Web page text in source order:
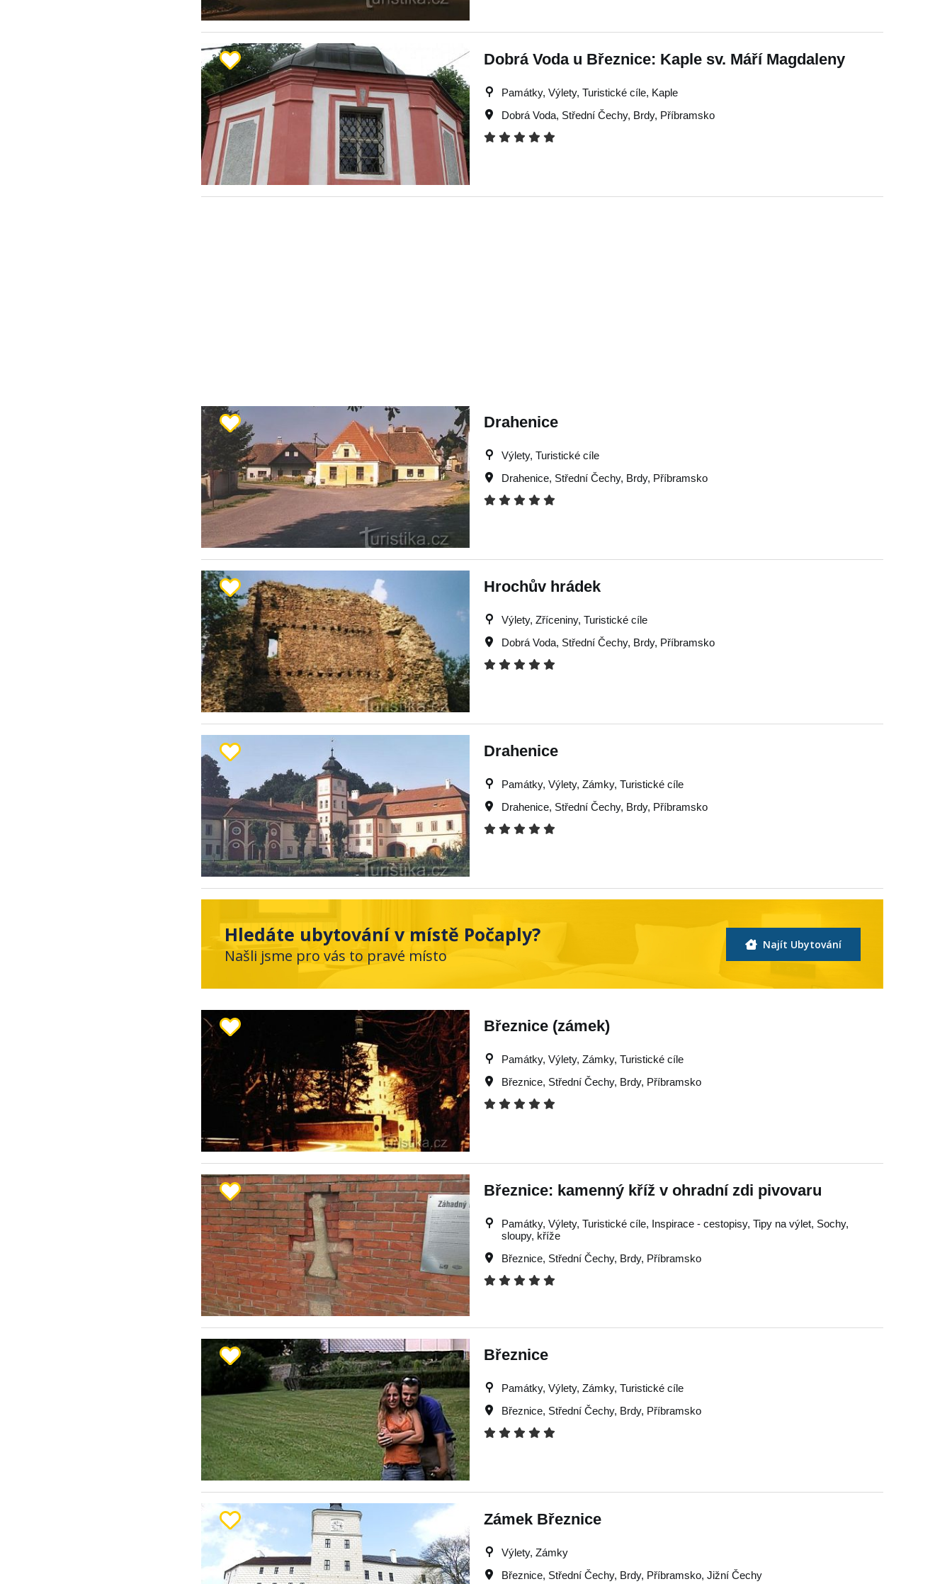
Dobrá Voda u Březnice: Kaple sv. Máří Magdaleny
Památky, Výlety, Turistické cíle, Kaple
Dobrá Voda, Střední Čechy, Brdy, Příbramsko
Drahenice
Výlety, Turistické cíle
Drahenice, Střední Čechy, Brdy, Příbramsko
Hrochův hrádek
Výlety, Zříceniny, Turistické cíle
Dobrá Voda, Střední Čechy, Brdy, Příbramsko
Drahenice
Památky, Výlety, Zámky, Turistické cíle
Drahenice, Střední Čechy, Brdy, Příbramsko
Hledáte ubytování v místě Počaply?
Našli jsme pro vás to pravé místo
Najít Ubytování
Březnice (zámek)
Památky, Výlety, Zámky, Turistické cíle
Březnice, Střední Čechy, Brdy, Příbramsko
Březnice: kamenný kříž v ohradní zdi pivovaru
Památky, Výlety, Turistické cíle, Inspirace - cestopisy, Tipy na výlet, Sochy,
sloupy, kříže
Březnice, Střední Čechy, Brdy, Příbramsko
Březnice
Památky, Výlety, Zámky, Turistické cíle
Březnice, Střední Čechy, Brdy, Příbramsko
Zámek Březnice
Výlety, Zámky
Březnice, Střední Čechy, Brdy, Příbramsko,Jižní Čechy